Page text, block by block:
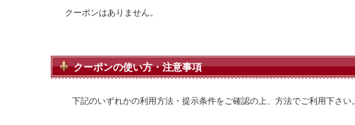
クーポンはありません。
クーポンの使い方・注意事項
下記のいずれかの利用方法・提示条件をご確認の上、方法でご利用下さい。